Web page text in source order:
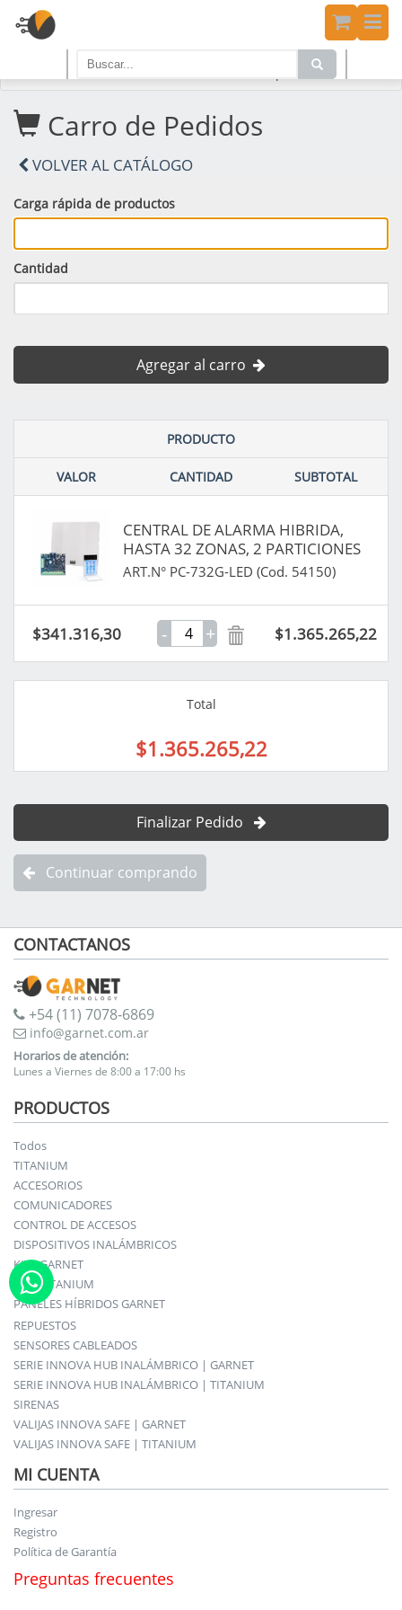
PRODUCTOS
Carro de Pedidos
VOLVER AL CATÁLOGO
Carga rápida de productos
Cantidad
Agregar al carro
PRODUCTO
VALOR CANTIDAD SUBTOTAL
CENTRAL DE ALARMA HIBRIDA,
HASTA 32 ZONAS, 2 PARTICIONES
ART.N° PC-732G-LED (Cod. 54150)
$341.316,30 - + $1.365.265,22
Total
$1.365.265,22
Finalizar Pedido
Continuar comprando
CONTACTANOS
+54 (11) 7078-6869
info@garnet.com.ar
Horarios de atención:
Lunes a Viernes de 8:00 a 17:00 hs
PRODUCTOS
Todos
TITANIUM
ACCESORIOS
COMUNICADORES
CONTROL DE ACCESOS
DISPOSITIVOS INALÁMBRICOS
KITS GARNET
KITS TITANIUM
PANELES HÍBRIDOS GARNET
REPUESTOS
SENSORES CABLEADOS
SERIE INNOVA HUB INALÁMBRICO | GARNET
SERIE INNOVA HUB INALÁMBRICO | TITANIUM
SIRENAS
VALIJAS INNOVA SAFE | GARNET
VALIJAS INNOVA SAFE | TITANIUM
MI CUENTA
Ingresar
Registro
Política de Garantía
Preguntas frecuentes